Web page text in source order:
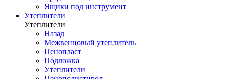
Ящики под инструмент
Утеплители
Утеплители
Назад
Межвенцовый утеплитель
Пенопласт
Подложка
Утеплители